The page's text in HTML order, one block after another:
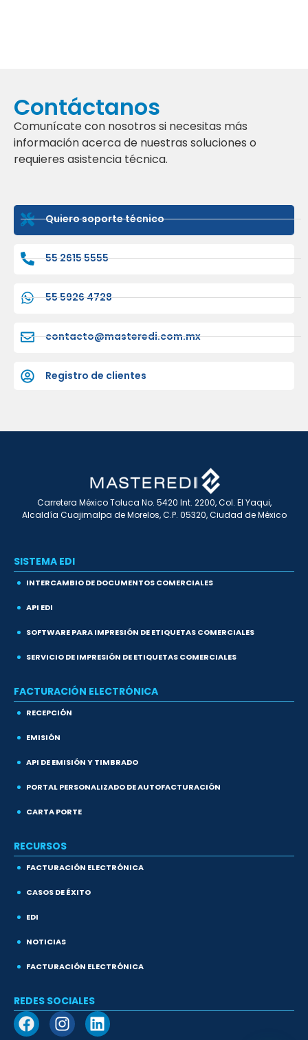
Contáctanos
Comunícate con nosotros si necesitas más
información acerca de nuestras soluciones o
requieres asistencia técnica.
Quiero soporte técnico
55 2615 5555
55 5926 4728
contacto@masteredi.com.mx
Registro de clientes
Carretera México Toluca No. 5420 Int. 2200, Col. El Yaqui,
Alcaldía Cuajimalpa de Morelos, C.P. 05320, Ciudad de México
SISTEMA EDI
INTERCAMBIO DE DOCUMENTOS COMERCIALES
API EDI
SOFTWARE PARA IMPRESIÓN DE ETIQUETAS COMERCIALES
SERVICIO DE IMPRESIÓN DE ETIQUETAS COMERCIALES
FACTURACIÓN ELECTRÓNICA
RECEPCIÓN
EMISIÓN
API DE EMISIÓN Y TIMBRADO
PORTAL PERSONALIZADO DE AUTOFACTURACIÓN
CARTA PORTE
RECURSOS
FACTURACIÓN ELECTRÓNICA
CASOS DE ÉXITO
EDI
NOTICIAS
FACTURACIÓN ELECTRÓNICA
REDES SOCIALES